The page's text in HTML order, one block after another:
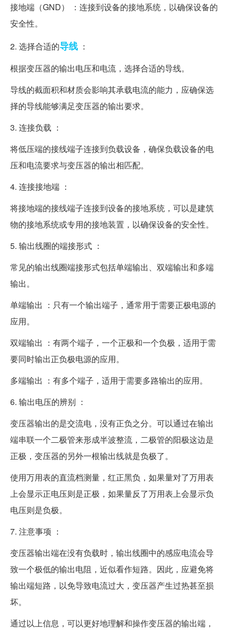
接地端（GND） ：连接到设备的接地系统，以确保设备的
安全性。
2. 选择合适的导线 ：
根据变压器的输出电压和电流，选择合适的导线。
导线的截面积和材质会影响其承载电流的能力，应确保选
择的导线能够满足变压器的输出要求。
3. 连接负载 ：
将低压端的接线端子连接到负载设备，确保负载设备的电
压和电流要求与变压器的输出相匹配。
4. 连接接地端 ：
将接地端的接线端子连接到设备的接地系统，可以是建筑
物的接地系统或专用的接地装置，以确保设备的安全性。
5. 输出线圈的端接形式 ：
常见的输出线圈端接形式包括单端输出、双端输出和多端
输出。
单端输出 ：只有一个输出端子，通常用于需要正极电源的
应用。
双端输出 ：有两个端子，一个正极和一个负极，适用于需
要同时输出正负极电源的应用。
多端输出 ：有多个端子，适用于需要多路输出的应用。
6. 输出电压的辨别 ：
变压器输出的是交流电，没有正负之分。可以通过在输出
端串联一个二极管来形成半波整流，二极管的阳极这边是
正极，变压器的另外一根输出线就是负极了。
使用万用表的直流档测量，红正黑负，如果量对了万用表
上会显示正电压则是正极，如果量反了万用表上会显示负
电压则是负极。
7. 注意事项 ：
变压器输出端在没有负载时，输出线圈中的感应电流会导
致一个极低的输出电阻，近似看作短路。因此，应避免将
输出端短路，以免导致电流过大，变压器产生过热甚至损
坏。
通过以上信息，可以更好地理解和操作变压器的输出端，